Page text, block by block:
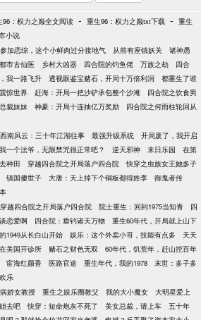
96：权力之巅全文阅读 - 重生96：权力之巅txt下载 - 重生
小说
参加恋综，这个小鲜肉过分接地气 从前有座镇妖关
诸神愚
都市古仙医 乡村大凶器 四合院的钓鱼佬 万族之劫
四合
我一路飞升 透视眼鉴宝赌石，开局十万倍利润
都重生了谁
惊世界 赶海：开局一把沙铲承包整个沙滩
四合院之饮食男
裁妹妹 神豪：开局十连抽亿万奖励
四合院之何雨柱轮回从
西南风云：三十年江湖往事 最强升级系统
开局废了，我开启
我一个法爷，无限禁咒很正常吧？ 逆天邪神 末日乐园
在第
种田 穿越四合院之开局落户四合院
快穿之虫族女王她多子
镇国傻世子 大唐：天上掉下个铜板都得姓李
御鬼者传
穿越四合院之开局落户四合院 院士重生：回到1975当知青
四
恋爱啊 四合院：垂钓诸天万物
重生60年代，开局就上山下
1949从长白山开始 娱乐：这个外卖小哥，技能有点多
天天
美国开诊所 赌石之财色无双
60年代，饥荒年，赶山挖百年
宦海红颜香 医路官途 重生年代，我的1978
末世：多子多
乐
娇女教授 重生之娱乐圈教父 我的大小魔女
大明星爱上
去吧 快穿：短命炮灰不死了 美女总裁，请上车
五十年